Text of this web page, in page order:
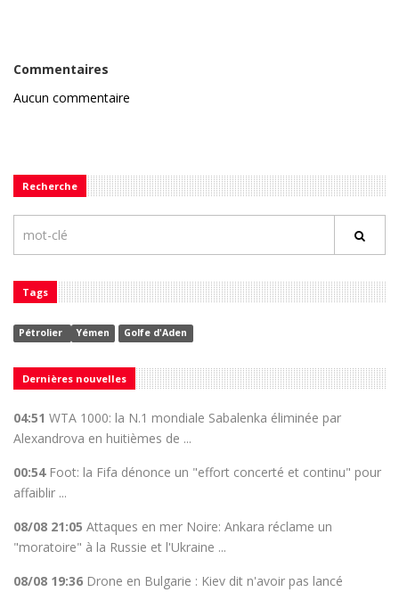
Commentaires
Aucun commentaire
Recherche
Tags
Pétrolier Yémen Golfe d'Aden
Dernières nouvelles
04:51 WTA 1000: la N.1 mondiale Sabalenka éliminée par
Alexandrova en huitièmes de ...
00:54 Foot: la Fifa dénonce un "effort concerté et continu" pour
affaiblir ...
08/08 21:05 Attaques en mer Noire: Ankara réclame un
"moratoire" à la Russie et l'Ukraine ...
08/08 19:36 Drone en Bulgarie : Kiev dit n'avoir pas lancé